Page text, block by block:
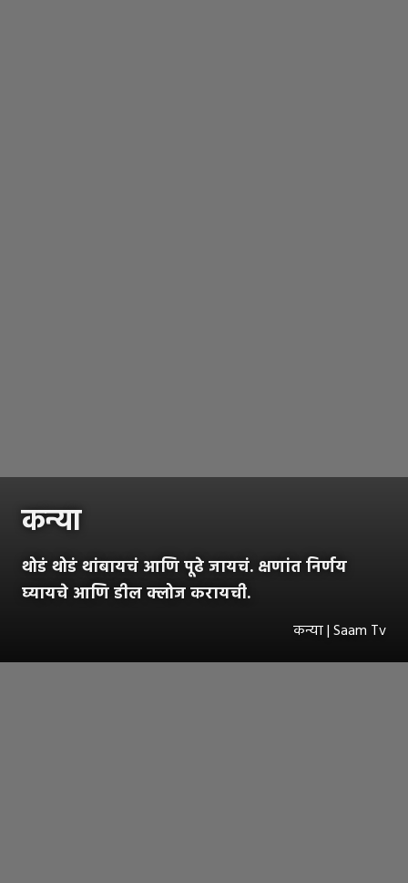
कन्या
थोडं थोडं थांबायचं आणि पूढे जायचं. क्षणांत निर्णय
घ्यायचे आणि डील क्लोज करायची.
कन्या | Saam Tv